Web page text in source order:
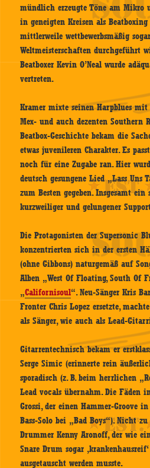
mündlich erzeugte Töne am Mikro
in geneigten Kreisen als
mittlerweile wettbewerbsmäßig
Weltmeisterschaften durchgeführt
Beatboxer Kevin O’Neal wurde
vertreten.
Kramer mixte seinen Harpblues mit
Mex- und auch dezenten Southern
Beatbox-Geschichte bekam die
etwas juvenileren Charakter. Es
noch für eine Zugabe ran. Hier
deutsch gesungene Lied „Lass Uns
zum Besten gegeben. Insgesamt ein
kurzweiliger und gelungener
Die Protagonisten der Supersonic
konzentrierten sich in der ersten
(ohne Gibbons) naturgemäß auf
Alben „West Of Floating, South Of
„Californisoul“. Neu-Sänger Kris
Fronter Chris Lopez ersetzte,
als Sänger, wie auch als Lead-
Gitarrentechnisch bekam er
Serge Simic (erinnerte rein
sporadisch (z. B. beim herrlichen
Lead vocals übernahm. Die Fäden
Grossi, der einen Hammer-Groove
Bass-Solo bei „Bad Boys“). Nicht zu
Drummer Kenny Aronoff, der wie
Snare Drum sogar
ausgetauscht werden musste.